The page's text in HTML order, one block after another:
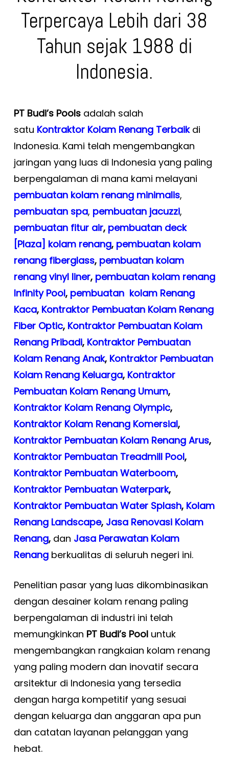
Terpercaya Lebih dari 38
Tahun sejak 1988 di
Indonesia.
PT Budi’s Poolsadalah salah
satu Kontraktor Kolam Renang Terbaik di
Indonesia. Kami telah mengembangkan
jaringan yang luas di Indonesia yang paling
berpengalaman di mana kami melayani
pembuatan kolam renang minimalis,
pembuatan spa, pembuatan jacuzzi,
pembuatan fitur air, pembuatan deck
[Plaza] kolam renang, pembuatan kolam
renang fiberglass, pembuatan kolam
renang vinyl liner, pembuatan kolam renang
Infinity Pool, pembuatan kolam Renang
Kaca, Kontraktor Pembuatan Kolam Renang
Fiber Optic, Kontraktor Pembuatan Kolam
Renang Pribadi, Kontraktor Pembuatan
Kolam Renang Anak, Kontraktor Pembuatan
Kolam Renang Keluarga, Kontraktor
Pembuatan Kolam Renang Umum,
Kontraktor Kolam Renang Olympic,
Kontraktor Kolam Renang Komersial,
Kontraktor Pembuatan Kolam Renang Arus,
Kontraktor Pembuatan Treadmill Pool,
Kontraktor Pembuatan Waterboom,
Kontraktor Pembuatan Waterpark,
Kontraktor Pembuatan Water Splash, Kolam
Renang Landscape, Jasa Renovasi Kolam
Renang, dan Jasa Perawatan Kolam
Renangberkualitas di seluruh negeri ini.
Penelitian pasar yang luas dikombinasikan
dengan desainer kolam renang paling
berpengalaman di industri ini telah
memungkinkan PT Budi’s Pooluntuk
mengembangkan rangkaian kolam renang
yang paling modern dan inovatif secara
arsitektur di Indonesia yang tersedia
dengan harga kompetitif yang sesuai
dengan keluarga dan anggaran apa pun
dan catatan layanan pelanggan yang
hebat.